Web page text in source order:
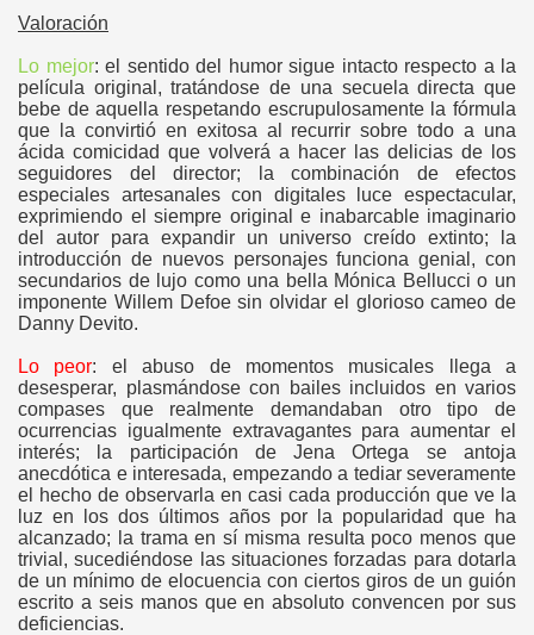
Valoración
Lo mejor: el sentido del humor sigue intacto respecto a la
película original, tratándose de una secuela directa que
bebe de aquella respetando escrupulosamente la fórmula
que la convirtió en exitosa al recurrir sobre todo a una
ácida comicidad que volverá a hacer las delicias de los
seguidores del director; la combinación de efectos
especiales artesanales con digitales luce espectacular,
exprimiendo el siempre original e inabarcable imaginario
del autor para expandir un universo creído extinto; la
introducción de nuevos personajes funciona genial, con
secundarios de lujo como una bella Mónica Bellucci o un
imponente Willem Defoe sin olvidar el glorioso cameo de
Danny Devito.
Lo peor: el abuso de momentos musicales llega a
desesperar, plasmándose con bailes incluidos en varios
compases que realmente demandaban otro tipo de
ocurrencias igualmente extravagantes para aumentar el
interés; la participación de Jena Ortega se antoja
anecdótica e interesada, empezando a tediar severamente
el hecho de observarla en casi cada producción que ve la
luz en los dos últimos años por la popularidad que ha
alcanzado; la trama en sí misma resulta poco menos que
trivial, sucediéndose las situaciones forzadas para dotarla
de un mínimo de elocuencia con ciertos giros de un guión
escrito a seis manos que en absoluto convencen por sus
deficiencias.